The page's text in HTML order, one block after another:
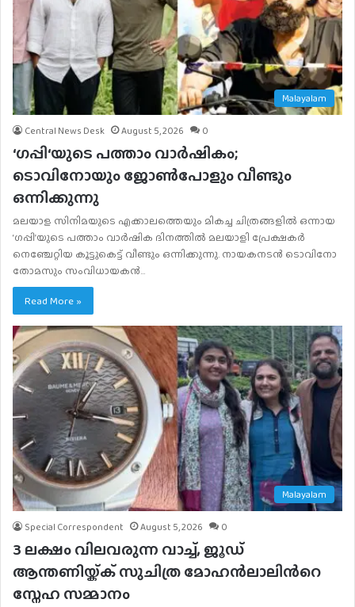
Malayalam
Central News Desk August 5, 2026 0
‘ഗപ്പി‘യുടെ പത്താം വാർഷികം;
ടൊവിനോയും ജോൺപോളും വീണ്ടും
ഒന്നിക്കുന്നു
മലയാള സിനിമയുടെ എക്കാലത്തെയും മികച്ച ചിത്രങ്ങളിൽ ഒന്നായ
‘ഗപ്പി’യുടെ പത്താം വാർഷിക ദിനത്തിൽ മലയാളി പ്രേക്ഷകർ
നെഞ്ചേറ്റിയ കൂട്ടുകെട്ട് വീണ്ടും ഒന്നിക്കുന്നു. നായകനടൻ ടൊവിനോ
തോമസും സംവിധായകൻ…
Read More »
Malayalam
Special Correspondent August 5, 2026 0
3 ലക്ഷം വിലവരുന്ന വാച്ച്, ജൂഡ്
ആന്തണിയ്ക്ക് സുചിത്ര മോഹൻലാലിൻറെ
സ്നേഹ സമ്മാനം